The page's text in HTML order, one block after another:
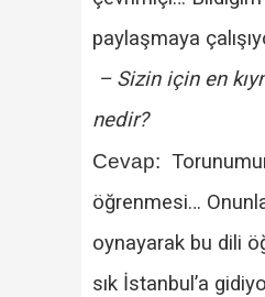
paylaşmaya
– Sizin için en
nedir?
Cevap:
öğrenmesi…
oynayarak bu dili
sık İstanbul’a